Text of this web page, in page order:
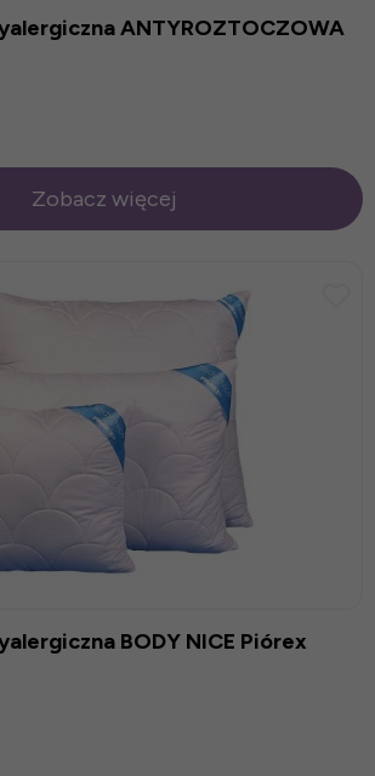
ANTYROZTOCZOWA
Zobacz więcej
BODY NICE Piórex